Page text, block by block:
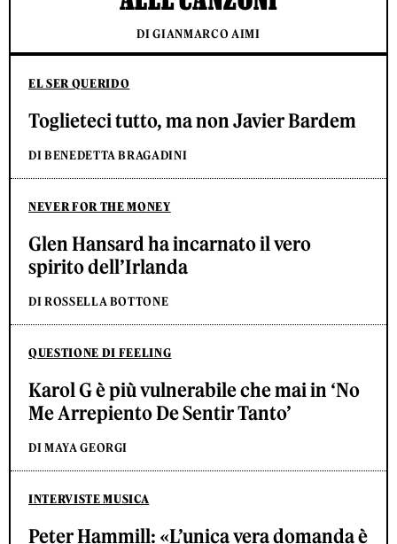
EL SER QUERIDO
Toglieteci tutto, ma non Javier Bardem
DI BENEDETTA BRAGADINI
NEVER FOR THE MONEY
Glen Hansard ha incarnato il vero
spirito dell’Irlanda
DI ROSSELLA BOTTONE
QUESTIONE DI FEELING
Karol G è più vulnerabile che mai in ‘No
Me Arrepiento De Sentir Tanto’
DI MAYA GEORGI
INTERVISTE MUSICA
Peter Hammill: «L’unica vera domanda è
DI GIANMARCO AIMI